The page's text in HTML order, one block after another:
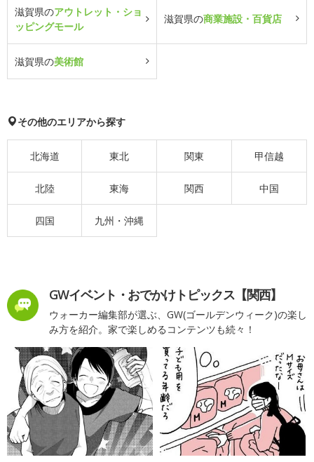
滋賀県のアウトレット・ショ
ッピングモール
滋賀県の商業施設・百貨店
滋賀県の美術館
その他のエリアから探す
北海道 東北 関東 甲信越
北陸 東海 関西 中国
四国 九州・沖縄
GWイベント・おでかけトピックス【関西】
ウォーカー編集部が選ぶ、GW(ゴールデンウィーク)の楽し
み方を紹介。家で楽しめるコンテンツも続々！